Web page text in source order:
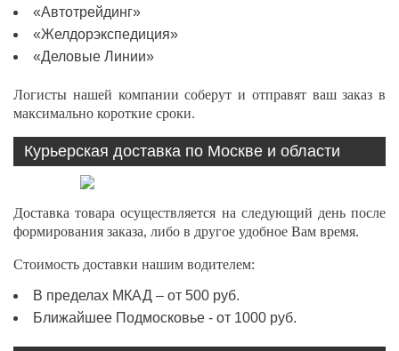
«Автотрейдинг»
«Желдорэкспедиция»
«Деловые Линии»
Логисты нашей компании соберут и отправят ваш заказ в
максимально короткие сроки.
Курьерская доставка по Москве и области
Доставка товара осуществляется на следующий день после
формирования заказа, либо в другое удобное Вам время.
Стоимость доставки нашим водителем:
В пределах МКАД – от 500 руб.
Ближайшее Подмосковье - от 1000 руб.